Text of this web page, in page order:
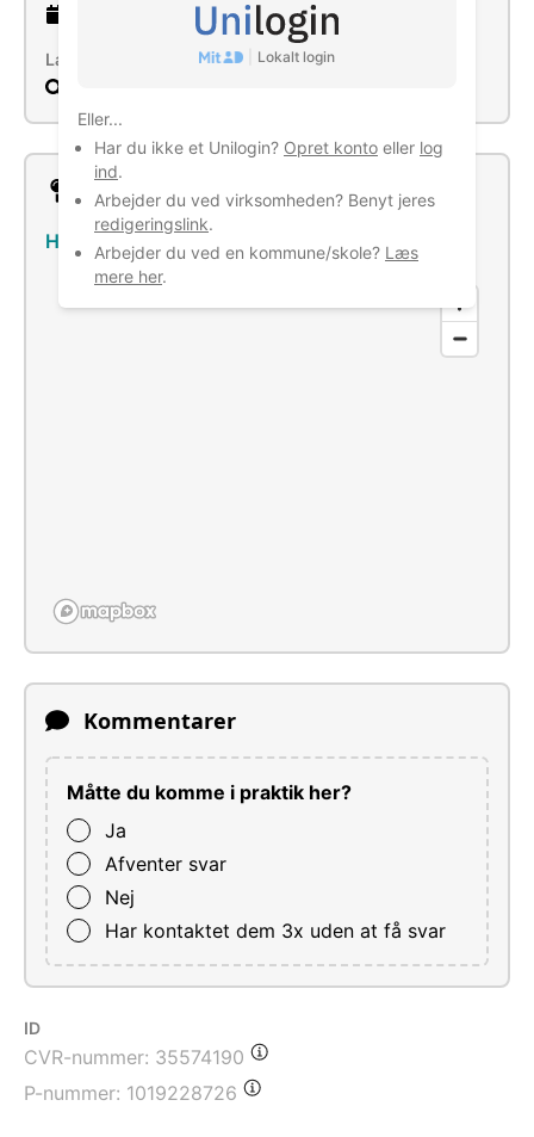
Lokalt login
Eller...
Har du ikke et Unilogin? Opret konto eller log
ind.
Arbejder du ved virksomheden? Benyt jeres
redigeringslink.
Arbejder du ved en kommune/skole? Læs
mere her.
gammel virksomhed
Læs mere
Lokation
Hasselvej 13, 7260 Sønder Omme – Se bus/tog
Kommentarer
Måtte du komme i praktik her?
Ja
Afventer svar
Nej
Har kontaktet dem 3x uden at få svar
ID
CVR-nummer: 35574190
P-nummer: 1019228726